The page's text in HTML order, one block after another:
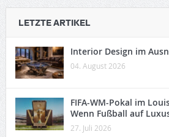
LETZTE ARTIKEL
Interior Design im
04. August 2026
FIFA-WM-Pokal im
Wenn Fußball auf
27. Juli 2026